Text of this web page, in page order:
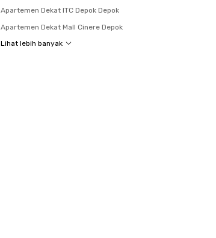
Apartemen Dekat ITC Depok Depok
Apartemen Dekat Mall Cinere Depok
Lihat lebih banyak